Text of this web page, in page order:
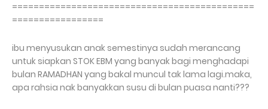
=============================================
=================
ibu menyusukan anak semestinya sudah merancang
untuk siapkan STOK EBM yang banyak bagi menghadapi
bulan RAMADHAN yang bakal muncul tak lama lagi.maka,
apa rahsia nak banyakkan susu di bulan puasa nanti???